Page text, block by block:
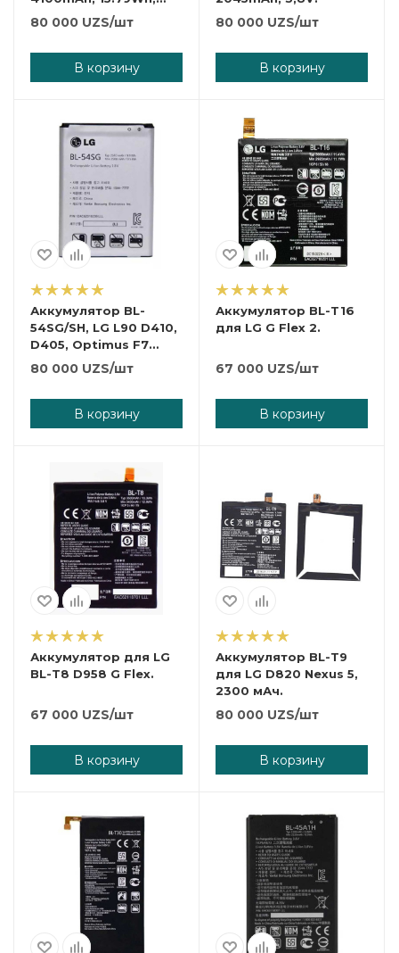
3.85V.
80 000 UZS/шт
В корзину
80 000 UZS/шт
В корзину
Аккумулятор BL-
54SG/SH, LG L90 D410,
D405, Optimus F7
2610 mAh.
80 000 UZS/шт
В корзину
Аккумулятор BL-T16
для LG G Flex 2.
67 000 UZS/шт
В корзину
Аккумулятор для LG
BL-T8 D958 G Flex.
67 000 UZS/шт
В корзину
Аккумулятор BL-T9
для LG D820 Nexus 5,
2300 мАч.
80 000 UZS/шт
В корзину